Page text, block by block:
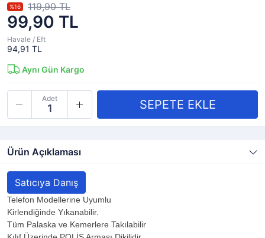
99,90 TL
%16 119,90 TL
Havale / Eft
94,91 TL
Aynı Gün Kargo
Adet
Ürün Açıklaması
Satıcıya Danış
Telefon Modellerine Uyumlu
Kirlendiğinde Yıkanabilir.
Tüm Palaska ve Kemerlere Takılabilir